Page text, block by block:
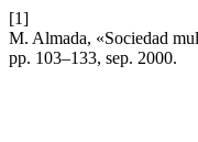
[1]
M. Almada, «Sociedad
pp. 103–133, sep. 2000.